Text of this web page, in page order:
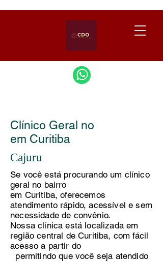
Clínico Geral no
em Curitiba
Cajuru
Se você está procurando um clínico
geral no bairro
em Curitiba, oferecemos
atendimento rápido, acessível e sem
necessidade de convênio.
Nossa clínica está localizada em
região central de Curitiba, com fácil
acesso a partir do
permitindo que você seja atendido